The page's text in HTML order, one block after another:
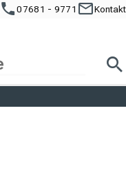
07681 - 9771 Kontakt